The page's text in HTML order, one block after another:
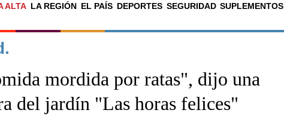
ALTA LA REGIÓN EL PAÍS DEPORTES SEGURIDAD SUPLEMENTOS
La ciudad
El país
Seguridad
mordida por ratas", dijo una
del jardín "Las horas felices"